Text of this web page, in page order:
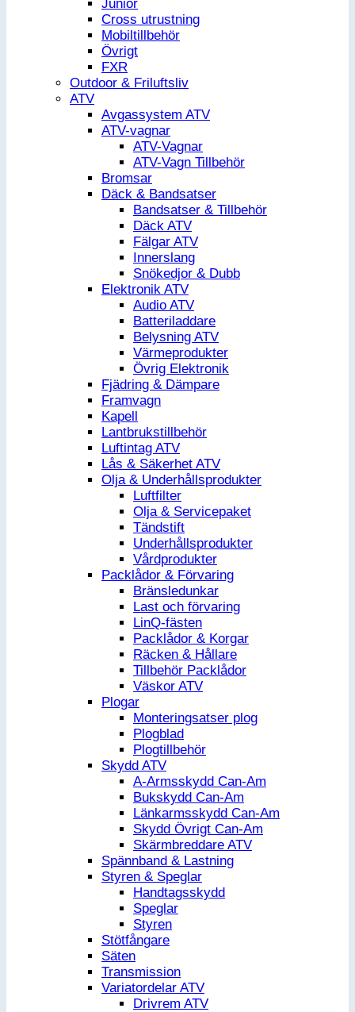
Junior
Cross utrustning
Mobiltillbehör
Övrigt
FXR
Outdoor & Friluftsliv
ATV
Avgassystem ATV
ATV-vagnar
ATV-Vagnar
ATV-Vagn Tillbehör
Bromsar
Däck & Bandsatser
Bandsatser & Tillbehör
Däck ATV
Fälgar ATV
Innerslang
Snökedjor & Dubb
Elektronik ATV
Audio ATV
Batteriladdare
Belysning ATV
Värmeprodukter
Övrig Elektronik
Fjädring & Dämpare
Framvagn
Kapell
Lantbrukstillbehör
Luftintag ATV
Lås & Säkerhet ATV
Olja & Underhållsprodukter
Luftfilter
Olja & Servicepaket
Tändstift
Underhållsprodukter
Vårdprodukter
Packlådor & Förvaring
Bränsledunkar
Last och förvaring
LinQ-fästen
Packlådor & Korgar
Räcken & Hållare
Tillbehör Packlådor
Väskor ATV
Plogar
Monteringsatser plog
Plogblad
Plogtillbehör
Skydd ATV
A-Armsskydd Can-Am
Bukskydd Can-Am
Länkarmsskydd Can-Am
Skydd Övrigt Can-Am
Skärmbreddare ATV
Spännband & Lastning
Styren & Speglar
Handtagsskydd
Speglar
Styren
Stötfångare
Säten
Transmission
Variatordelar ATV
Drivrem ATV